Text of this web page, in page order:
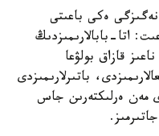
نەگىزگى ەكى باعىتى
اتا-بابالارىمىزدىڭ
قازاق بولۋعا
تۇلعالارىمىزدى، باتىرلارىمىزدى
مەن ەرلىكتەرىن جاس